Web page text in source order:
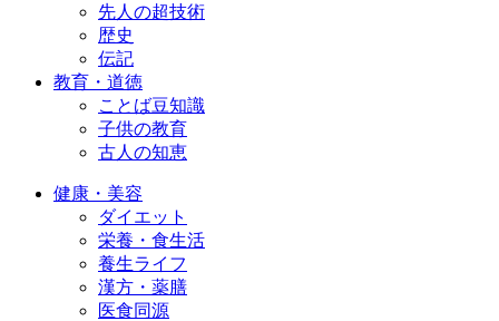
先人の超技術
歴史
伝記
教育・道徳
ことば豆知識
子供の教育
古人の知恵
健康・美容
ダイエット
栄養・食生活
養生ライフ
漢方・薬膳
医食同源